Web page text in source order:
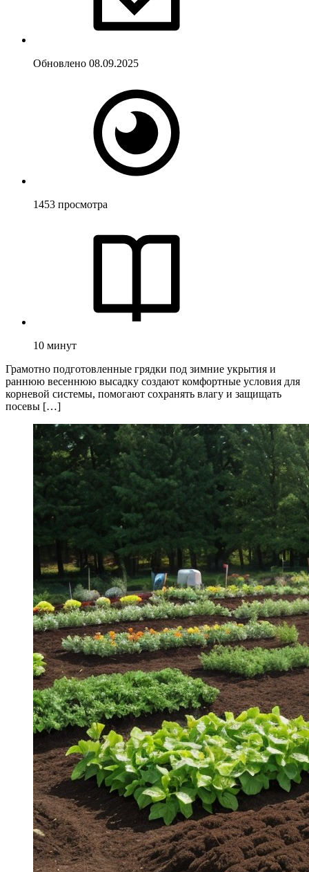
Обновлено 08.09.2025
1453 просмотра
10 минут
Грамотно подготовленные грядки под зимние укрытия и
раннюю весеннюю высадку создают комфортные условия для
корневой системы, помогают сохранять влагу и защищать
посевы […]